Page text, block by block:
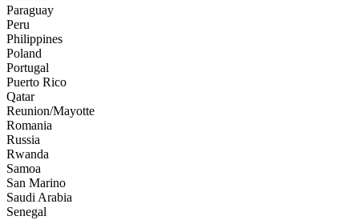
Paraguay
Peru
Philippines
Poland
Portugal
Puerto Rico
Qatar
Reunion/Mayotte
Romania
Russia
Rwanda
Samoa
San Marino
Saudi Arabia
Senegal